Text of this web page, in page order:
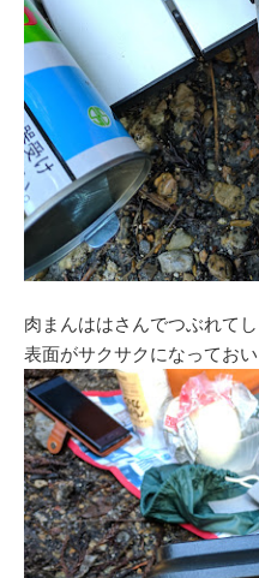
肉まんははさんでつぶれて
表面がサクサクになってお